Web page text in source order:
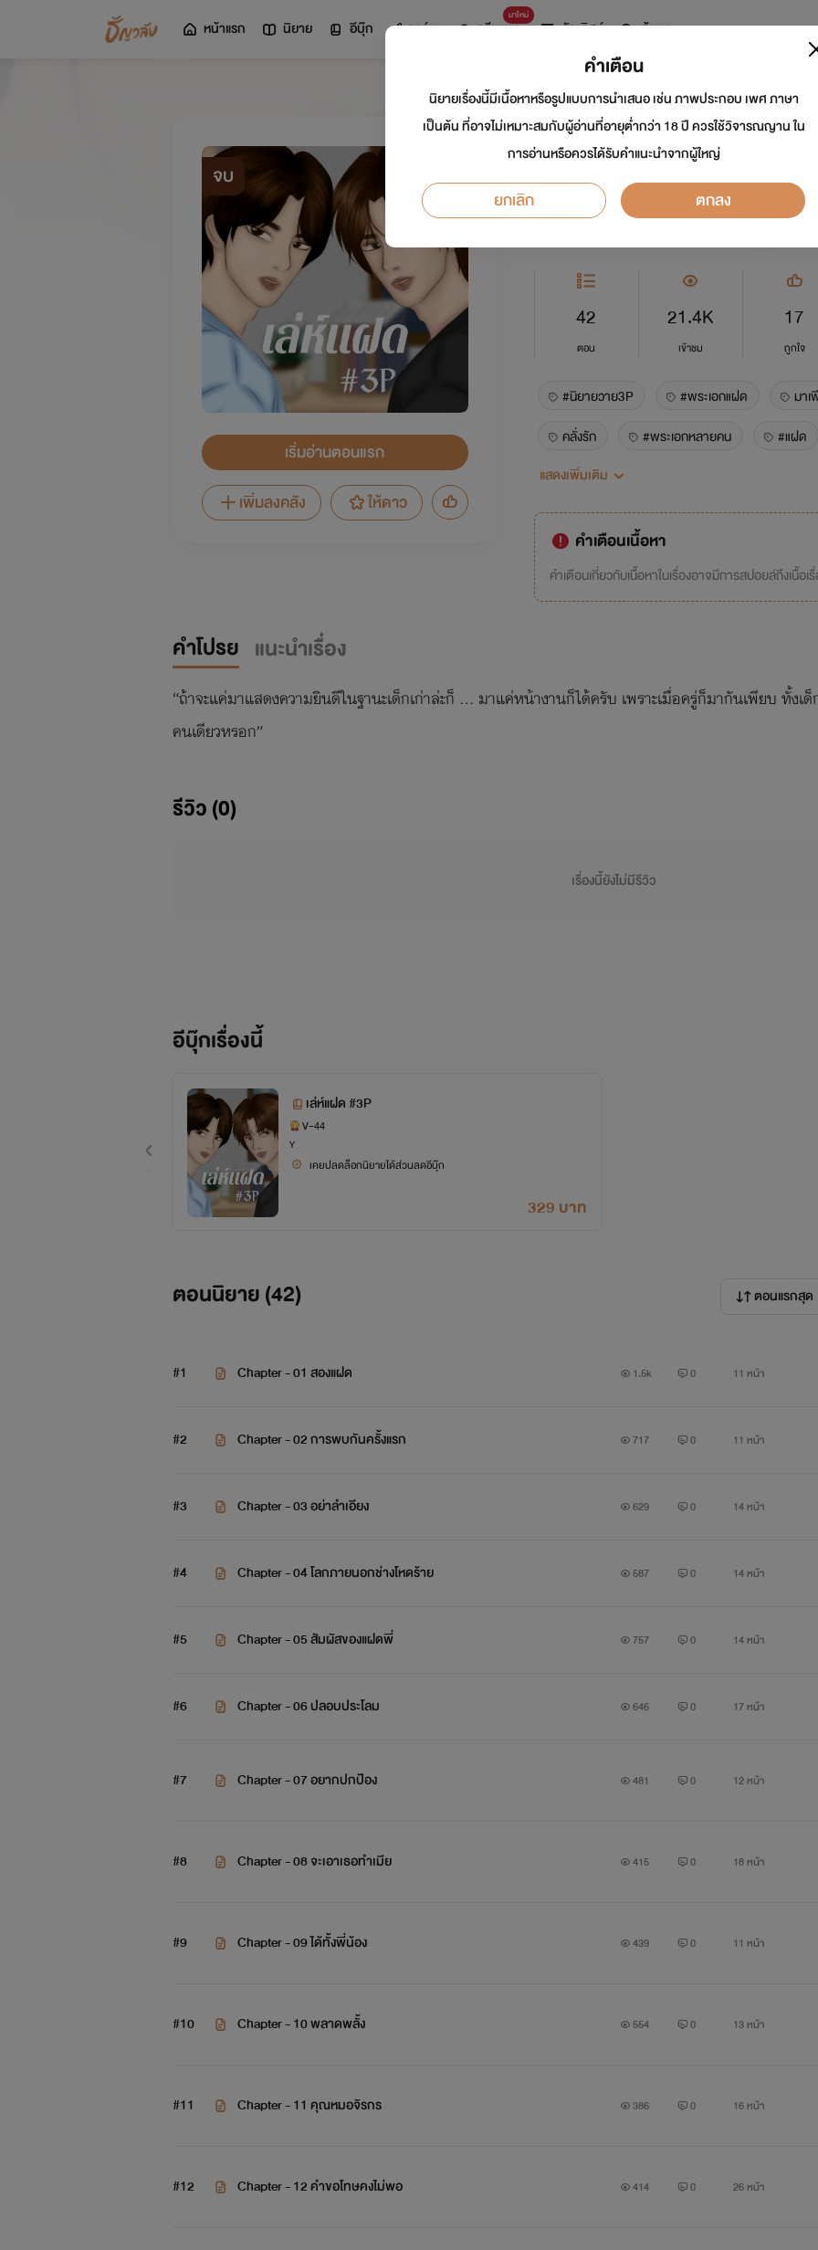
หน้าแรก นิยาย อีบุ๊ก การ์ตูน
มาใหม่
ดรีมแชท ธัญลิสต์ ค้นหา
จบ
เริ่มอ่านตอนแรก
เพิ่มลงคลัง
ให้ดาว
เล่ห์แฝด #Mpreg
นักเขียน:V~44
Y
42
ตอน
21.4K
เข้าชม
17
ถูกใจ
#นิยายวาย3P #พระเอกแฝด มา
คลั่งรัก
#พระเอกหลายคน #แฝด
#ท้องได้
#18+
#boylove #3P #
แสดงเพิ่มเติม
คำเตือนเนื้อหา
คำเตือนเกี่ยวกับเนื้อหาในเรื่องอาจมีการสปอยล์ถึงเนื้อเ
คำโปรย แนะนำเรื่อง
“ถ้าจะแค่มาแสดงความยินดีในฐานะเด็กเก่าล่ะก็ ... มาแค่หน้างานก็ได้ครับ เพราะเมื่อครู่ก็มากันเพียบ ทั้งเ
คนเดียวหรอก”
รีวิว (0)
เรื่องนี้ยังไม่มีรีวิว
อีบุ๊กเรื่องนี้
เล่ห์แฝด #3P
V~44
Y
เคยปลดล็อกนิยายได้ส่วนลดอีบุ๊ก
329 บาท
ตอนนิยาย (42) ตอนแรกสุด
#1 Chapter - 01 สองแฝด 1.5k 0 11 หน้า
#2 Chapter - 02 การพบกันครั้งแรก 717 0 11 หน้า
#3 Chapter - 03 อย่าลำเอียง 629 0 14 หน้า
#4 Chapter - 04 โลกภายนอกช่างโหดร้าย 587 0 14 หน้า
#5 Chapter - 05 สัมผัสของแฝดพี่ 757 0 14 หน้า
#6 Chapter - 06 ปลอบประโลม 646 0 17 หน้า
#7 Chapter - 07 อยากปกป้อง 481 0 12 หน้า
#8 Chapter - 08 จะเอาเธอทำเมีย 415 0 18 หน้า
#9 Chapter - 09 ได้ทั้งพี่น้อง 439 0 11 หน้า
#10 Chapter - 10 พลาดพลั้ง 554 0 13 หน้า
#11 Chapter - 11 คุณหมอจิรกร 386 0 16 หน้า
#12 Chapter - 12 คำขอโทษคงไม่พอ 414 0 26 หน้า
คำเตือน
นิยายเรื่องนี้มีเนื้อหาหรือรูปแบบการนำเสนอ เช่น ภาพประกอบ เพศ ภาษา
เป็นต้น ที่อาจไม่เหมาะสมกับผู้อ่านที่อายุต่ำกว่า 18 ปี ควรใช้วิจารณญาน ใน
การอ่านหรือควรได้รับคำแนะนำจากผู้ใหญ่
ยกเลิก ตกลง